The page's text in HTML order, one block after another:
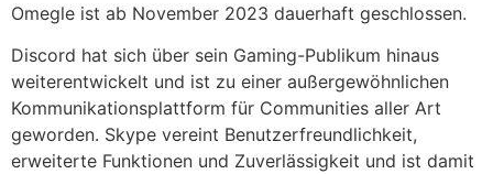
Omegle ist ab November 2023 dauerhaft geschlossen.
Discord hat sich über sein Gaming-Publikum hinaus
weiterentwickelt und ist zu einer außergewöhnlichen
Kommunikationsplattform für Communities aller Art
geworden. Skype vereint Benutzerfreundlichkeit,
erweiterte Funktionen und Zuverlässigkeit und ist damit